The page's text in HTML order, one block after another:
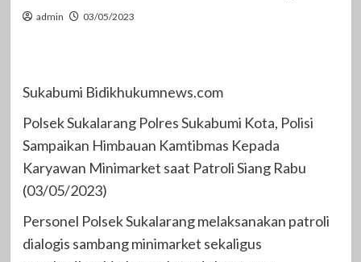
admin 03/05/2023
Sukabumi Bidikhukumnews.com
Polsek Sukalarang Polres Sukabumi Kota, Polisi
Sampaikan Himbauan Kamtibmas Kepada
Karyawan Minimarket saat Patroli Siang Rabu
(03/05/2023)
Personel Polsek Sukalarang melaksanakan patroli
dialogis sambang minimarket sekaligus